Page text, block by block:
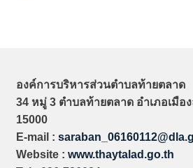
องค์การบริหารส่วนตำบลท้ายตลาด
34 หมู่ 3 ตำบลท้ายตลาด อำเภอเมือ
15000
E-mail :
Website : www.thaytalad.go.th